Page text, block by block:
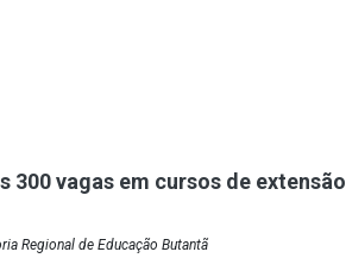
300 vagas em cursos de extensão
Regional de Educação Butantã